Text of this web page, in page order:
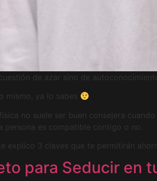
de azar sino de
mismo, ya lo sabes
no suele ser buen consejera
persona es compatible contigo o no.
explico 3 claves que te permitirán
para Seducir en